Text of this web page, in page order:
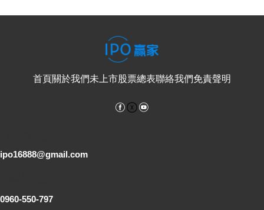
首頁關於我們未上市股票總表聯絡我們免責聲明
Facebook
ipo16888@gmail.com
0960-550-797